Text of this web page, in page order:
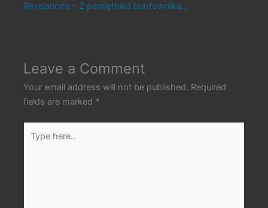
Revelations – Z pamiętnika buntownika…
Leave a Comment
Your email address will not be published. Required
fields are marked *
here..